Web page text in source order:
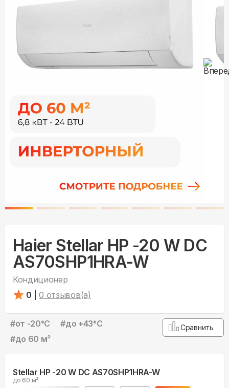
Haier Stellar HP -20 W DC
AS70SHP1HRA-W
Кондиционер
0
0 отзывов(а)
#от -20°С #до +43°С
#до 60 м²
Сравнить
Stellar HP -20 W DC AS70SHP1HRA-W
до 60 м²